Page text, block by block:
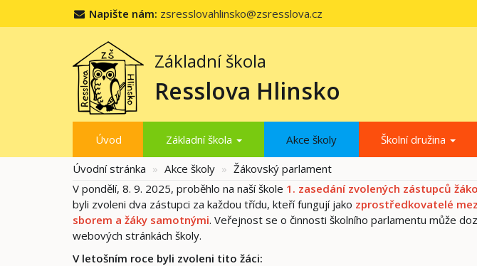
Napište nám: zsresslovahlinsko@zsresslova.cz
Základní škola
Resslova Hlinsko
Úvod Základní škola Akce školy Školní družina
Úvodní stránka Akce školy
Žákovský parlament
V pondělí, 8. 9. 2025, proběhlo na naší škole 1. zasedání zvolených zástupců
byli zvoleni dva zástupci za každou třídu, kteří fungují jako zprostředkovatelé
sborem a žáky samotnými. Veřejnost se o činnosti školního parlamentu může
webových stránkách školy.
V letošním roce byli zvoleni tito žáci: